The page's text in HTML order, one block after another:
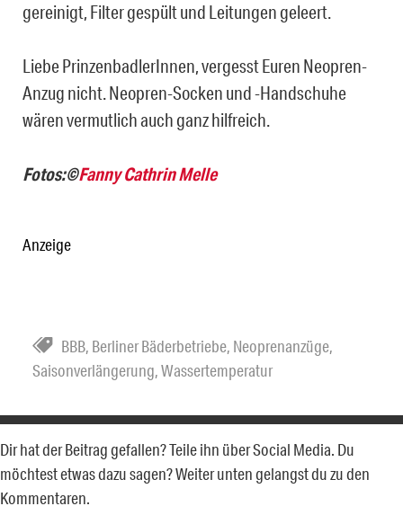
gereinigt, Filter gespült und Leitungen geleert.
Liebe PrinzenbadlerInnen, vergesst Euren Neopren-
Anzug nicht. Neopren-Socken und -Handschuhe
wären vermutlich auch ganz hilfreich.
Fotos:©Fanny Cathrin Melle
Anzeige
BBB, Berliner Bäderbetriebe, Neoprenanzüge,
Saisonverlängerung,Wassertemperatur
Dir hat der Beitrag gefallen? Teile ihn über Social Media. Du
möchtest etwas dazu sagen? Weiter unten gelangst du zu den
Kommentaren.